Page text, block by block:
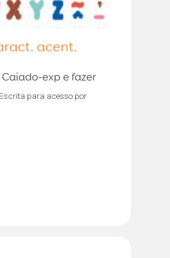
acent.
exp e fazer
para acesso por